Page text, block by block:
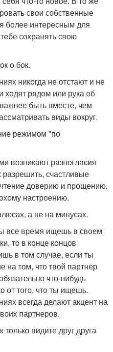
свои собственные
более интересным для
сохранять свою
о бок.
никогда не отстают и не
ходят рядом или рука об
быть вместе, чем
виды вокруг.
режимом "по
возникают разногласия
счастливые
доверию и прощению,
настроению.
а не на минусах.
все время ищешь в своем
то в конце концов
в том случае, если ты
на том, что твой партнер
что-нибудь
от того, что ты ищешь.
всегда делают акцент на
партнеров.
видите друг друга